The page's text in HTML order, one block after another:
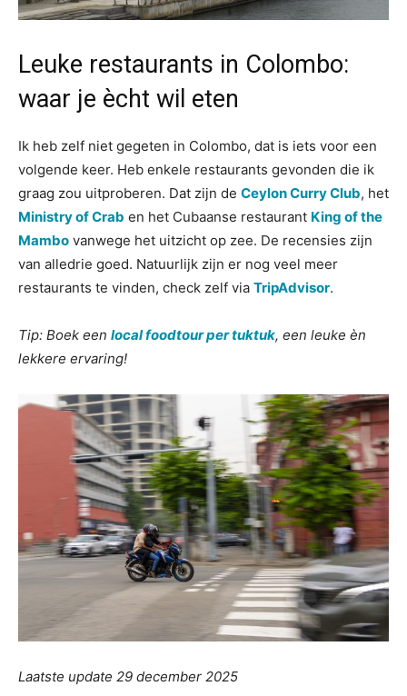
Leuke restaurants in Colombo:
waar je ècht wil eten
Ik heb zelf niet gegeten in Colombo, dat is iets voor een
volgende keer. Heb enkele restaurants gevonden die ik
graag zou uitproberen. Dat zijn de Ceylon Curry Club, het
Ministry of Crab en het Cubaanse restaurant King of the
Mambo vanwege het uitzicht op zee. De recensies zijn
van alledrie goed. Natuurlijk zijn er nog veel meer
restaurants te vinden, check zelf via TripAdvisor.
Tip: Boek een local foodtour per tuktuk, een leuke èn
lekkere ervaring!
Laatste update 29 december 2025